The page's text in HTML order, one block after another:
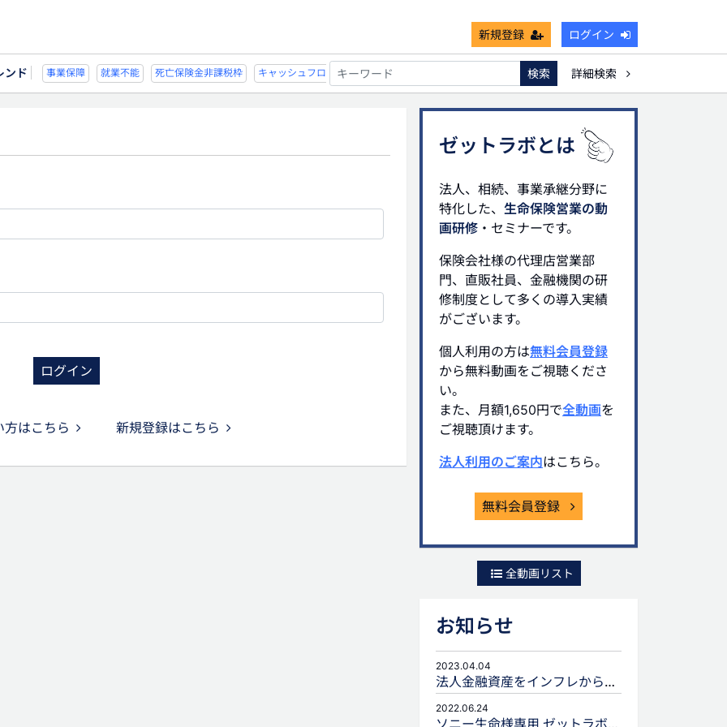
新規登録 ログイン
ンド
能 死亡保険金非課税枠 キャッシュフロー 宗教法人 事業保障 就業不能 死亡保険金非課税枠 キャッシュフロー 宗教法人
検索
詳細検索
ログイン
方はこちら 新規登録はこちら
ゼットラボとは
法人、相続、事業承継分野に
特化した、 生命保険営業の動
画研修 ・セミナーです。
保険会社様の代理店営業部
門、直販社員、金融機関の研
修制度として多くの導入実績
がございます。
個人利用の方は無料会員登録
から無料動画をご視聴くださ
い。
また、月額1,650円で全動画を
ご視聴頂けます。
法人利用のご案内はこちら。
無料会員登録
全動画リスト
お知らせ
2023.04.04
法人金融資産をインフレから守るための生命保険活用
2022.06.24
ソニー生命様専用 ゼットラボforLIFEPLANNERのご案内